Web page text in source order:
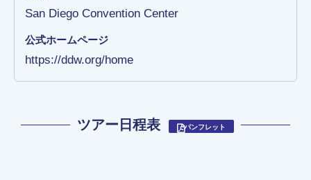
San Diego Convention Center
公式ホームページ
https://ddw.org/home
ツアー日程表 パンフレット